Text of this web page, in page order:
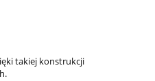
takiej konstrukcji